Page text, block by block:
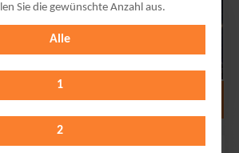
Sie die gewünschte Anzahl aus.
Alle
1
2
Termine anzeigen